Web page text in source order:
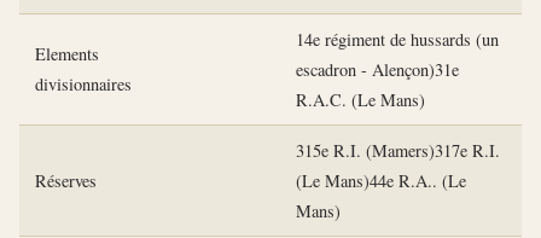
Elements
divisionnaires
14e régiment de hussards (un
escadron - Alençon)31e
R.A.C. (Le Mans)
Réserves
315e R.I. (Mamers)317e R.I.
(Le Mans)44e R.A.. (Le
Mans)